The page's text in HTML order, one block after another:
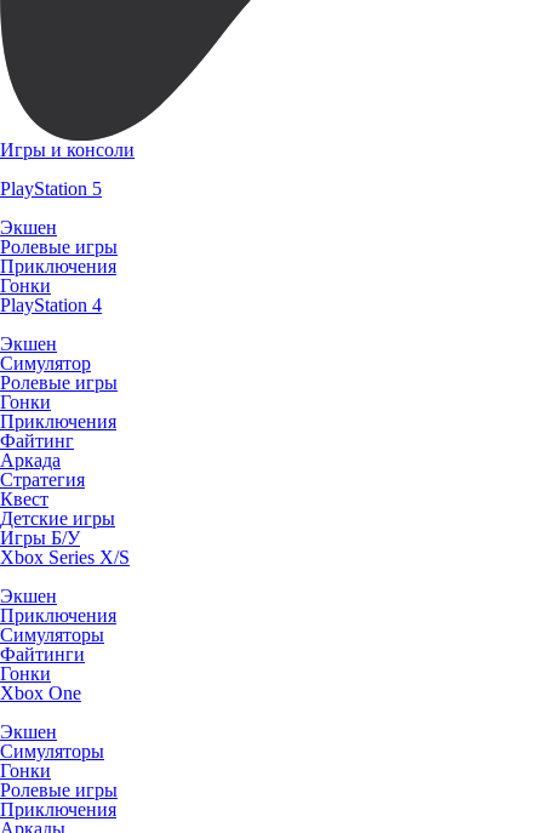
Игры и консоли
PlayStation 5
Экшен
Ролевые игры
Приключения
Гонки
PlayStation 4
Экшен
Симулятор
Ролевые игры
Гонки
Приключения
Файтинг
Аркада
Стратегия
Квест
Детские игры
Игры Б/У
Xbox Series X/S
Экшен
Приключения
Симуляторы
Файтинги
Гонки
Xbox One
Экшен
Симуляторы
Гонки
Ролевые игры
Приключения
Аркады